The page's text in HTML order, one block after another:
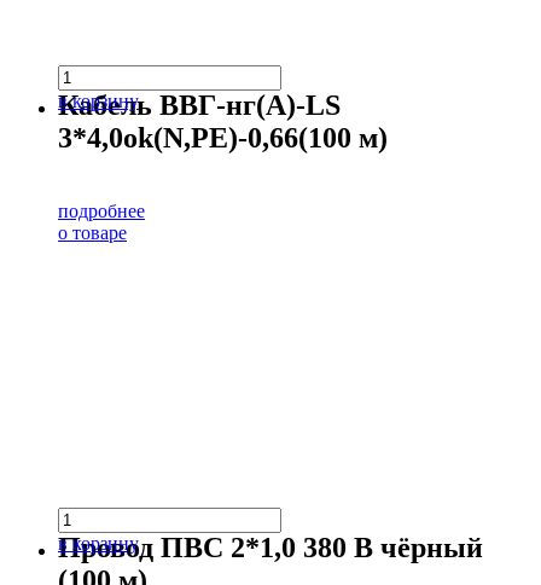
в корзину
Кабель ВВГ-нг(А)-LS
3*4,0ok(N,PE)-0,66(100 м)
подробнее
о товаре
в корзину
Провод ПВС 2*1,0 380 В чёрный